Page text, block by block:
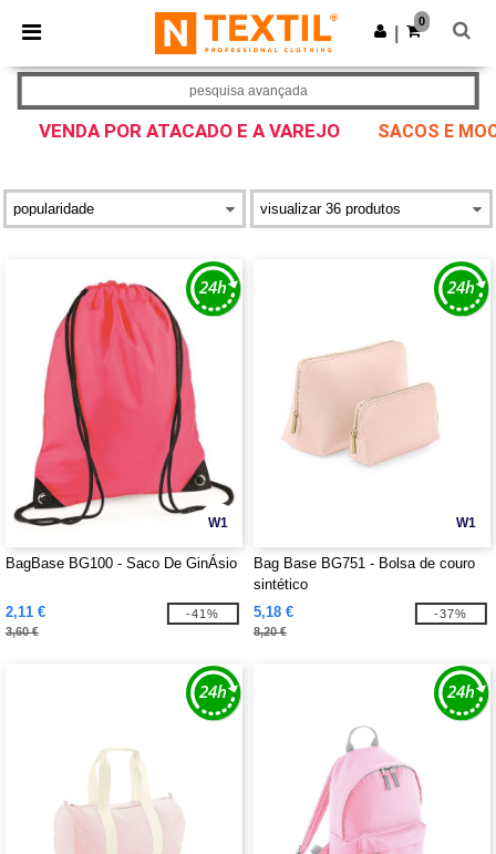
× App Ntextil
Melhores preços na app!
Obter app
0
VENDA POR ATACADO E A VAREJO SACOS E
pesquisa avançada
W1
BagBase BG100 - Saco De GinÁsio
2,11 €
3,60 €
-41%
W1
Bag Base BG751 - Bolsa de couro
sintético
5,18 €
8,20 €
-37%